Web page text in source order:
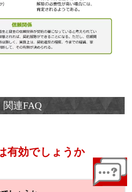
有効でしょうか